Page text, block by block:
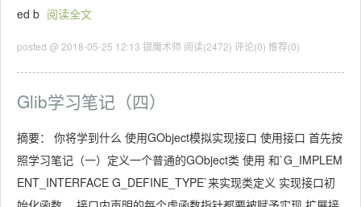
ed b 阅读全文
posted @ 2018-05-25 12:13 银魔术师 阅读(2472) 评论(0) 推荐(0)
Glib学习笔记（四）
摘要： 你将学到什么 使用GObject模拟实现接口 使用接口 首先按
照学习笔记（一）定义一个普通的GObject类 使用 和`G_IMPLEM
ENT_INTERFACE G_DEFINE_TYPE`来实现类定义 实现接口初